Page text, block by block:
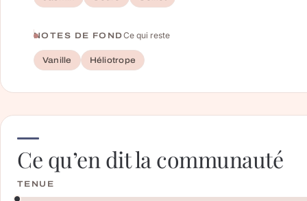
NOTES DE FONDCe qui reste
Vanille Héliotrope
Ce qu’en dit la communauté
TENUE